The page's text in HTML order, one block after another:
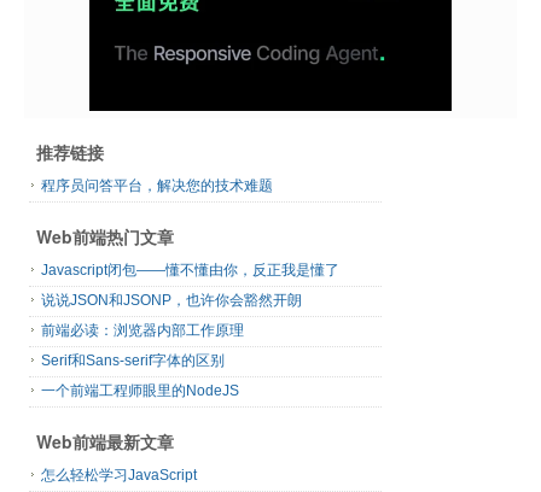
推荐链接
程序员问答平台，解决您的技术难题
Web前端热门文章
Javascript闭包——懂不懂由你，反正我是懂了
说说JSON和JSONP，也许你会豁然开朗
前端必读：浏览器内部工作原理
Serif和Sans-serif字体的区别
一个前端工程师眼里的NodeJS
Web前端最新文章
怎么轻松学习JavaScript